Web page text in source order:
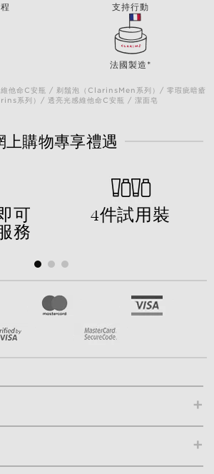
支持行動
法國製造*
維他命C安瓶 / 剃鬚泡（ClarinsMen系列）/ 零瑕疵暗瘡
系列）/ 透亮光感維他命C安瓶 / 潔面皂
上購物專享禮遇
可
務
4件試用裝
+
+